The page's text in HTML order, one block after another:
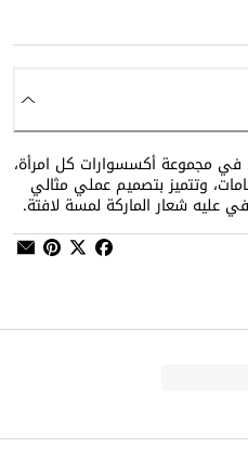
في مجموعة أكسسوارات كل امرأة،
وتتميز بتصميم عملي مثالي
عليه شعار الماركة لمسة لافتة.